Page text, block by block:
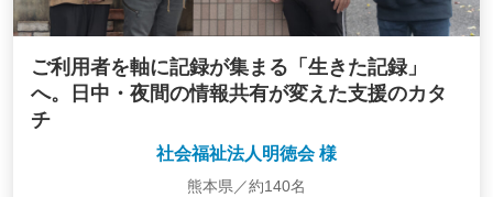
ご利用者を軸に記録が集まる「生きた記録」
へ。日中・夜間の情報共有が変えた支援のカタ
チ
社会福祉法人明徳会 様
熊本県／約140名